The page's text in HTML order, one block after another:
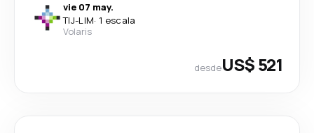
vie 07 may.
TIJ-LIM· 1 escala
Volaris
desdeUS$ 521